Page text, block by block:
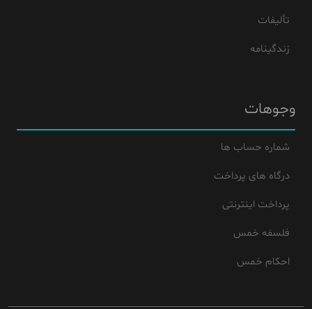
تألیفات
زندگینامه
وجوهات
شماره حساب ها
درگاه های پرداخت
پرداخت اینترنتی
فلسفه خمس
احکام خمس